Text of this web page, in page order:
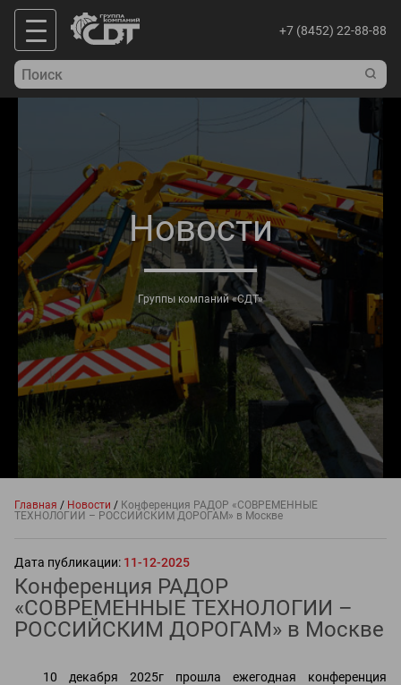
+7 (8452) 22-88-88
Новости
Группы компаний «СДТ»
Главная / Новости / Конференция РАДОР «СОВРЕМЕННЫЕ
ТЕХНОЛОГИИ – РОССИЙСКИМ ДОРОГАМ» в Москве
Конференция РАДОР
«СОВРЕМЕННЫЕ ТЕХНОЛОГИИ –
РОССИЙСКИМ ДОРОГАМ» в Москве
Дата публикации: 11-12-2025
10 декабря 2025г прошла ежегодная конференция